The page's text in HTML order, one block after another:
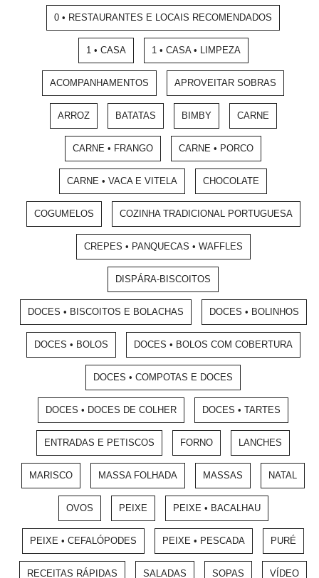
0 • RESTAURANTES E LOCAIS RECOMENDADOS
1 • CASA 1 • CASA • LIMPEZA
ACOMPANHAMENTOS APROVEITAR SOBRAS
ARROZ BATATAS BIMBY CARNE
CARNE • FRANGO CARNE • PORCO
CARNE • VACA E VITELA CHOCOLATE
COGUMELOS COZINHA TRADICIONAL PORTUGUESA
CREPES • PANQUECAS • WAFFLES
DISPÁRA-BISCOITOS
DOCES • BISCOITOS E BOLACHAS DOCES • BOLINHOS
DOCES • BOLOS DOCES • BOLOS COM COBERTURA
DOCES • COMPOTAS E DOCES
DOCES • DOCES DE COLHER DOCES • TARTES
ENTRADAS E PETISCOS FORNO LANCHES
MARISCO MASSA FOLHADA MASSAS NATAL
OVOS PEIXE PEIXE • BACALHAU
PEIXE • CEFALÓPODES PEIXE • PESCADA PURÉ
RECEITAS RÁPIDAS SALADAS SOPAS VÍDEO